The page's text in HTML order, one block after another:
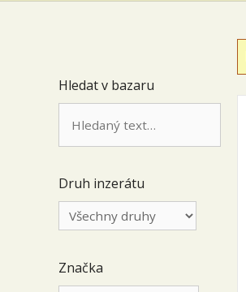
Hledat v bazaru
Druh inzerátu
Značka